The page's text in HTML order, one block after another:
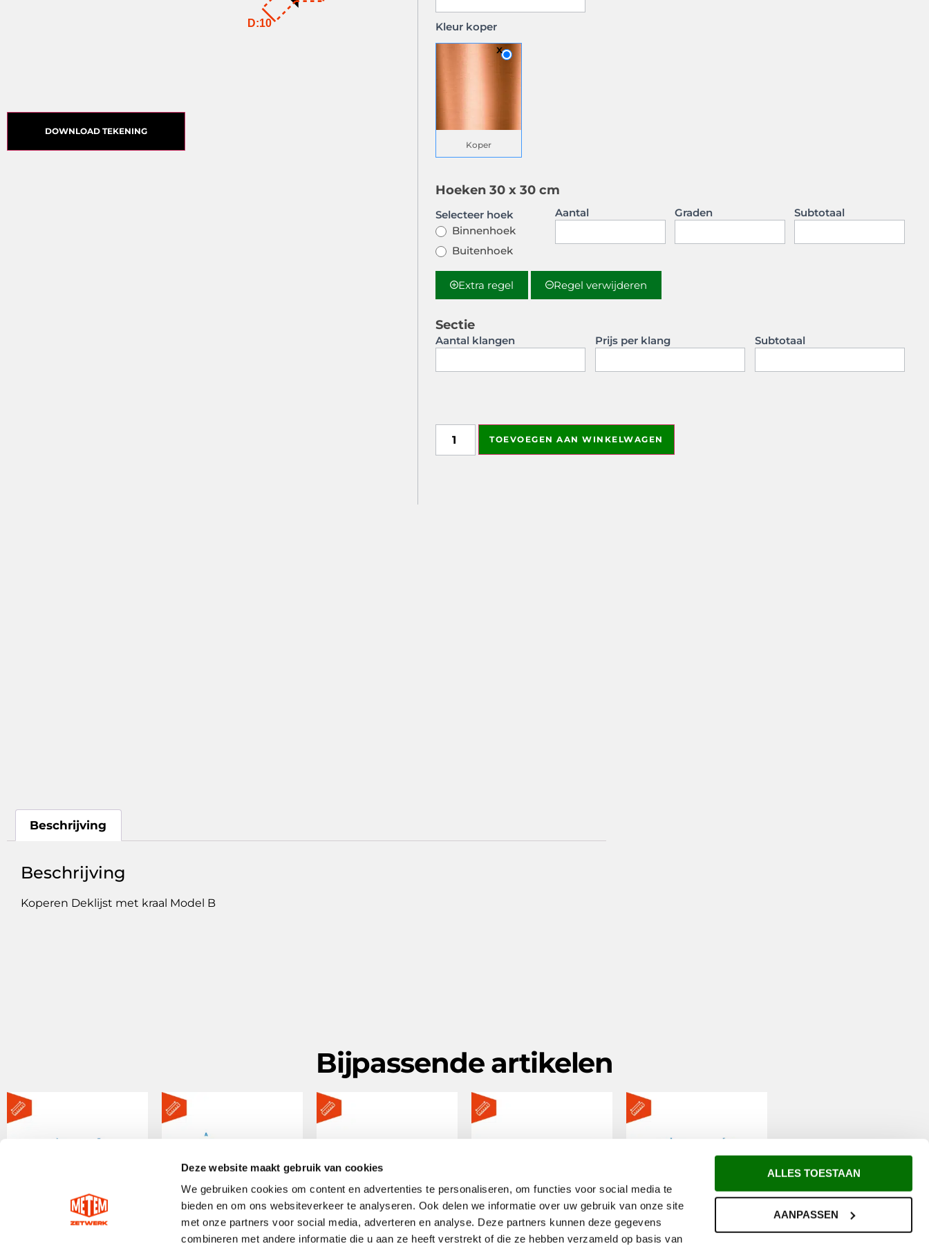
Deze website maakt gebruik van cookies
We gebruiken cookies om content en advertenties te personaliseren, om functies voor social media te
bieden en om ons websiteverkeer te analyseren. Ook delen we informatie over uw gebruik van onze site
met onze partners voor social media, adverteren en analyse. Deze partners kunnen deze gegevens
combineren met andere informatie die u aan ze heeft verstrekt of die ze hebben verzameld op basis van
ALLES TOESTAAN
AANPASSEN
D:10
DOWNLOAD TEKENING
Kleur koper
Koper
Hoeken 30 x 30 cm
Selecteer hoek
Binnenhoek
Buitenhoek
Aantal Graden Subtotaal
Extra regel Regel verwijderen
Sectie
Aantal klangen Prijs per klang Subtotaal
This field is used to attach the image of the rendered drawing to the order.
TOEVOEGEN AAN WINKELWAGEN
Beschrijving
Beschrijving
Koperen Deklijst met kraal Model B
Bijpassende artikelen